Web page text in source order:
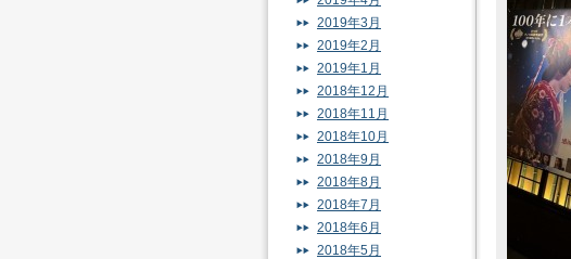
2019年3月
2019年2月
2019年1月
2018年12月
2018年11月
2018年10月
2018年9月
2018年8月
2018年7月
2018年6月
2018年5月